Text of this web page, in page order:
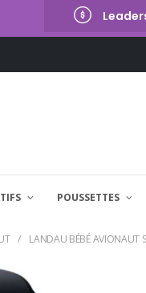
POUSSETTES
LANDAU BÉBÉ AVIONAUT